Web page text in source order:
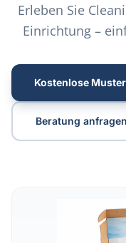
Erleben Sie
Einrichtung –
Kostenlose
Beratung anfragen